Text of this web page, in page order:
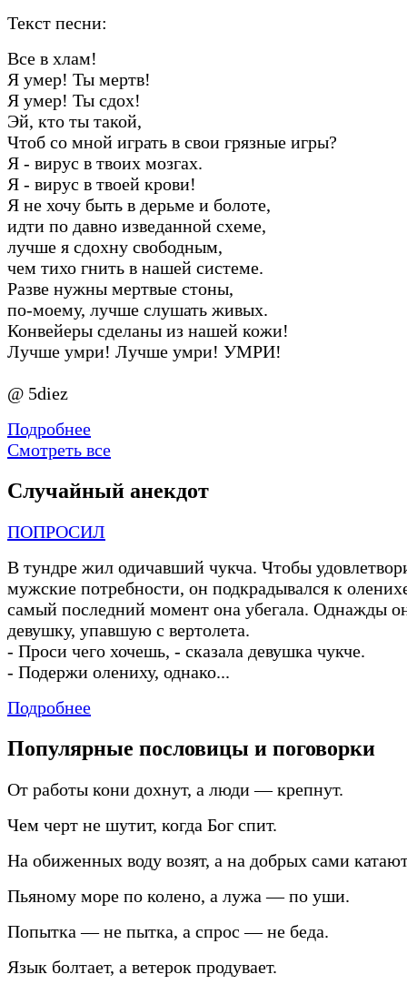
Текст песни:
Все в хлам!
Я умер! Ты мертв!
Я умер! Ты сдох!
Эй, кто ты такой,
Чтоб со мной играть в свои грязные игры?
Я - вирус в твоих мозгах.
Я - вирус в твоей крови!
Я не хочу быть в дерьме и болоте,
идти по давно изведанной схеме,
лучше я сдохну свободным,
чем тихо гнить в нашей системе.
Разве нужны мертвые стоны,
по-моему, лучше слушать живых.
Конвейеры сделаны из нашей кожи!
Лучше умри! Лучше умри! УМРИ!
@ 5diez
Подробнее
Смотреть все
Случайный анекдот
ПОПРОСИЛ
В тундре жил одичавший чукча. Чтобы
мужские потребности, он подкрадывался к
самый последний момент она убегала. Однажды
девушку, упавшую с вертолета.
- Проси чего хочешь, - сказала девушка чукче.
- Подержи олениху, однако...
Подробнее
Популярные пословицы и поговорки
От работы кони дохнут, а люди — крепнут.
Чем черт не шутит, когда Бог спит.
На обиженных воду возят, а на добрых сами
Пьяному море по колено, а лужа — по уши.
Попытка — не пытка, а спрос — не беда.
Язык болтает, а ветерок продувает.